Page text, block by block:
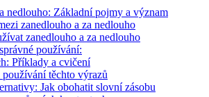
nedlouho: Základní pojmy a význam
zanedlouho a za nedlouho
zanedlouho a za nedlouho
používání:
Příklady a cvičení
těchto výrazů
Jak obohatit slovní zásobu